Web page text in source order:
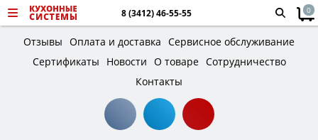
8 (3412) 46-55-55 0
Отзывы Оплата и доставка Сервисное обслуживание
Сертификаты
Новости О товаре Сотрудничество
Контакты